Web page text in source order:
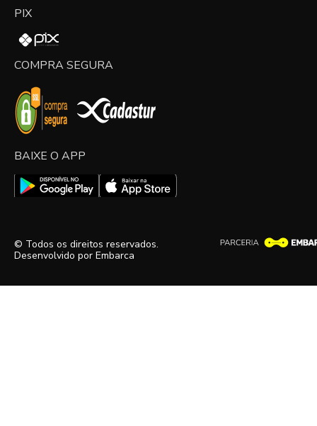
PIX
COMPRA SEGURA
BAIXE O APP
© Todos os direitos reservados.
Desenvolvido por Embarca